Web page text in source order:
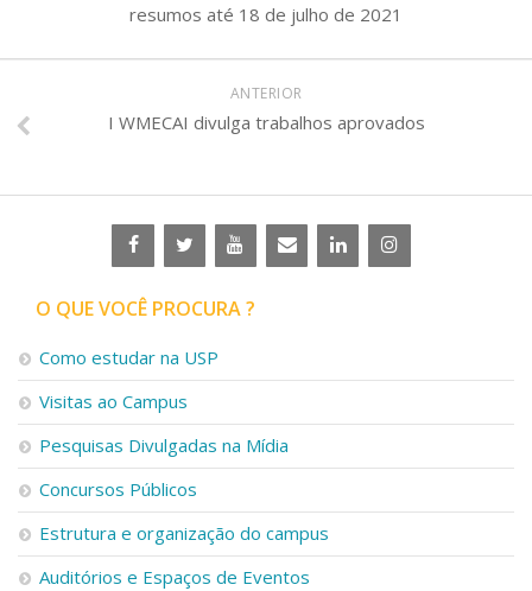
resumos até 18 de julho de 2021
ANTERIOR
I WMECAI divulga trabalhos aprovados
O QUE VOCÊ PROCURA ?
Como estudar na USP
Visitas ao Campus
Pesquisas Divulgadas na Mídia
Concursos Públicos
Estrutura e organização do campus
Auditórios e Espaços de Eventos